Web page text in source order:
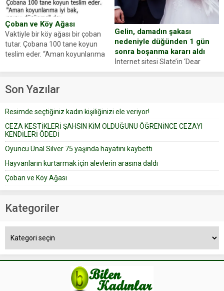
dostumuz...
anlattı… Merkeze bağlı...
Çoban ve Köy Ağası
Vaktiyle bir köy ağası bir çoban
tutar. Çobana 100 tane koyun
teslim eder. “Aman koyunlarıma
Çoban koyunları alır gider. Aylar...
Gelin, damadın şakası
nedeniyle düğünden 1 gün
sonra boşanma kararı aldı
İnternet sitesi Slate’in ‘Dear
Prudence’ isimli tavsiye köşesine
yapıştırdığı için düğünden...
Son Yazılar
Resimde seçtiğiniz kadın kişiliğinizi ele veriyor!
CEZA KESTİKLERİ ŞAHSIN KİM OLDUĞUNU ÖĞRENİNCE CEZAYI
KENDİLERİ ÖDEDİ
Oyuncu Ünal Silver 75 yaşında hayatını kaybetti
Hayvanların kurtarmak için alevlerin arasına daldı
Çoban ve Köy Ağası
Kategoriler